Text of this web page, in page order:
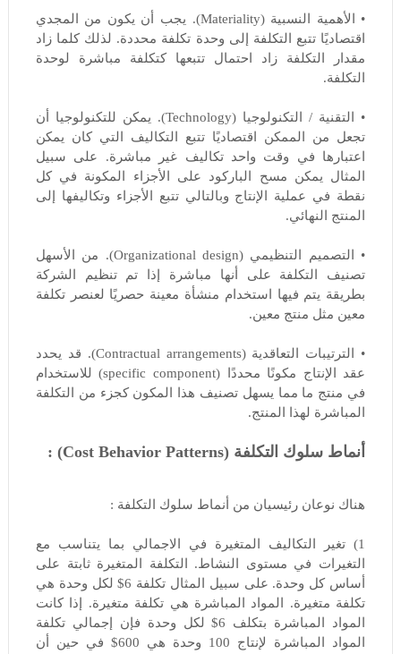
• الأهمية النسبية (Materiality). يجب أن يكون من المجدي
اقتصاديًا تتبع التكلفة إلى وحدة تكلفة محددة. لذلك كلما زاد
مقدار التكلفة زاد احتمال تتبعها كتكلفة مباشرة لوحدة
التكلفة.
• التقنية / التكنولوجيا (Technology). يمكن للتكنولوجيا أن
تجعل من الممكن اقتصاديًا تتبع التكاليف التي كان يمكن
اعتبارها في وقت واحد تكاليف غير مباشرة. على سبيل
المثال يمكن مسح الباركود على الأجزاء المكونة في كل
نقطة في عملية الإنتاج وبالتالي تتبع الأجزاء وتكاليفها إلى
المنتج النهائي.
• التصميم التنظيمي (Organizational design). من الأسهل
تصنيف التكلفة على أنها مباشرة إذا تم تنظيم الشركة
بطريقة يتم فيها استخدام منشأة معينة حصريًا لعنصر تكلفة
معين مثل منتج معين.
• الترتيبات التعاقدية (Contractual arrangements). قد يحدد
عقد الإنتاج مكونًا محددًا (specific component) للاستخدام
في منتج ما مما يسهل تصنيف هذا المكون كجزء من التكلفة
المباشرة لهذا المنتج.
أنماط سلوك التكلفة (Cost Behavior Patterns) :
هناك نوعان رئيسيان من أنماط سلوك التكلفة :
1) تغير التكاليف المتغيرة في الاجمالي بما يتناسب مع
التغيرات في مستوى النشاط. التكلفة المتغيرة ثابتة على
أساس كل وحدة. على سبيل المثال تكلفة 6$ لكل وحدة هي
تكلفة متغيرة. المواد المباشرة هي تكلفة متغيرة. إذا كانت
المواد المباشرة بتكلف 6$ لكل وحدة فإن إجمالي تكلفة
المواد المباشرة لإنتاج 100 وحدة هي 600$ في حين أن